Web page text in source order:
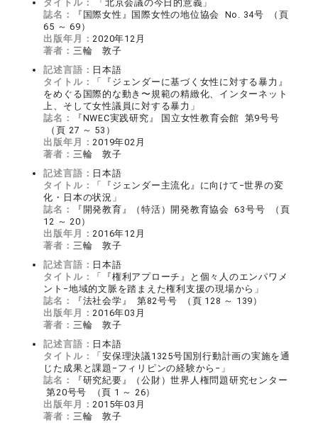
タイトル：
「北京会議の今日的意義」
誌名：
『国際女性』国際女性の地位協会 No. 34号 （頁
65 ～ 69）
出版年月：2020年12月
著者： 三輪 敦子
記述言語： 日本語
タイトル：
「『ジェンダーに基づく女性に対する暴力』
をめぐる国際的な動き〜規範の精緻化、インターネット
上、そして女性議員に対する暴力」
誌名：
『NWEC実践研究』 国立女性教育会館 第9号号
（頁 27 ～ 53）
出版年月：2019年02月
著者： 三輪 敦子
記述言語： 日本語
タイトル：
「『ジェンダー主流化』に向けて−世界の変
化・日本の状況」
誌名：
『開発教育』（特活）開発教育協会 63号号 （頁
12 ～ 20）
出版年月：2016年12月
著者： 三輪 敦子
記述言語： 日本語
タイトル：
「『権利アプローチ』と個々人のエンパワメ
ント−地域的文脈を踏まえた権利支援の現場から」
誌名：
『法社会学』 第82号号 （頁 128 ～ 139）
出版年月：2016年03月
著者： 三輪 敦子
記述言語： 日本語
タイトル：
「安保理決議1325号国別行動計画の実施を通
じた成果と課題−フィリピンの経験から−」
誌名：
『研究紀要』（公財）世界人権問題研究センター
第20号号 （頁 1 ～ 26）
出版年月：2015年03月
著者： 三輪 敦子